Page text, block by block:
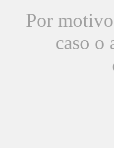
Por
caso o